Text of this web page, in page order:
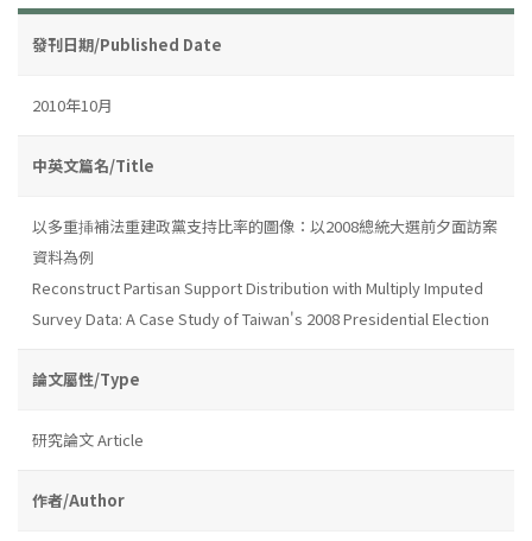
發刊日期/Published Date
2010年10月
中英文篇名/Title
以多重挿補法重建政黨支持比率的圖像：以2008總統大選前夕面訪案
資料為例
Reconstruct Partisan Support Distribution with Multiply Imputed
Survey Data: A Case Study of Taiwan's 2008 Presidential Election
論文屬性/Type
研究論文 Article
作者/Author